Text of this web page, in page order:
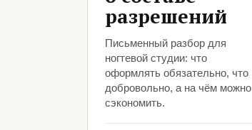
разрешений
Письменный разбор для
ногтевой студии: что
оформлять обязательно, что
добровольно, а на чём можно
сэкономить.